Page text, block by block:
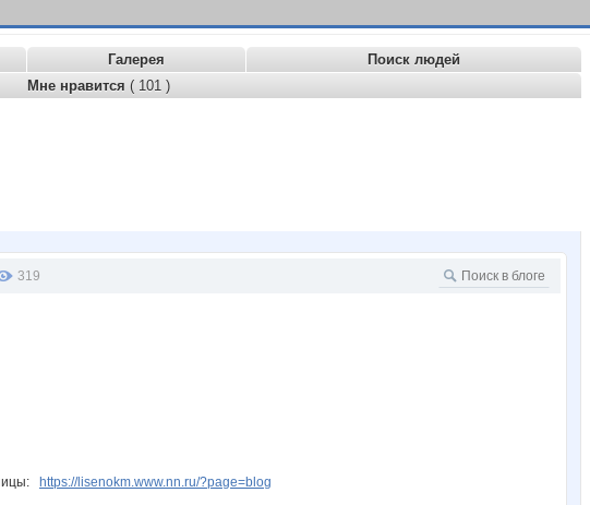
Галерея
Поиск людей
Мне нравится ( 101 )
319
https://lisenokm.www.nn.ru/?page=blog